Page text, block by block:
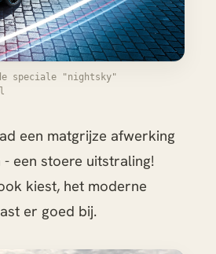
speciale "nightsky"
een matgrijze afwerking
een stoere uitstraling!
kiest, het moderne
er goed bij.